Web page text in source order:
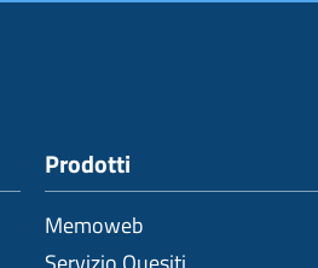
Prodotti
Memoweb